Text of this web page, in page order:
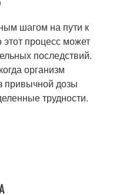
шагом на пути к
процесс может
последствий.
организм
привычной дозы
трудности.